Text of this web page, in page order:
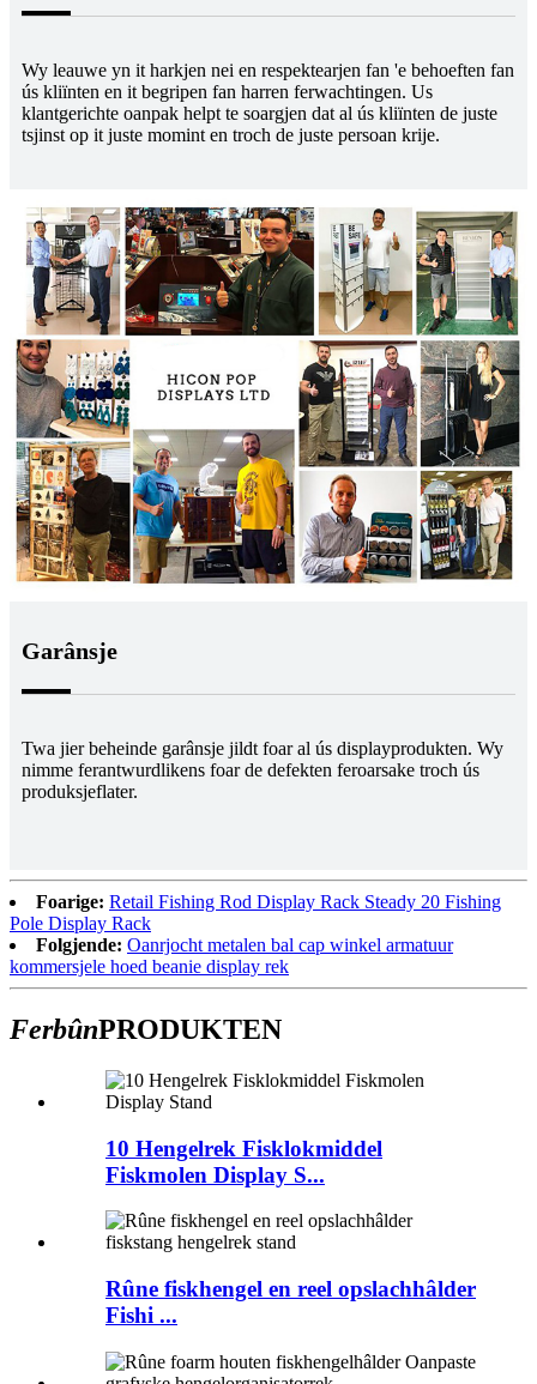
Wy leauwe yn it harkjen nei en respektearjen fan 'e behoeften fan
ús kliïnten en it begripen fan harren ferwachtingen. Us
klantgerichte oanpak helpt te soargjen dat al ús kliïnten de juste
tsjinst op it juste momint en troch de juste persoan krije.
Garânsje
Twa jier beheinde garânsje jildt foar al ús displayprodukten. Wy
nimme ferantwurdlikens foar de defekten feroarsake troch ús
produksjeflater.
Foarige: Retail Fishing Rod Display Rack Steady 20 Fishing
Pole Display Rack
Folgjende: Oanrjocht metalen bal cap winkel armatuur
kommersjele hoed beanie display rek
FerbûnPRODUKTEN
10 Hengelrek Fisklokmiddel
Fiskmolen Display S...
Rûne fiskhengel en reel opslachhâlder
Fishi ...